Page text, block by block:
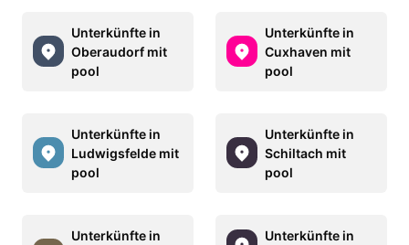
Unterkünfte in
Oberaudorf mit
pool
Unterkünfte in
Cuxhaven mit
pool
Unterkünfte in
Ludwigsfelde mit
pool
Unterkünfte in
Schiltach mit
pool
Unterkünfte in
Unterkünfte in